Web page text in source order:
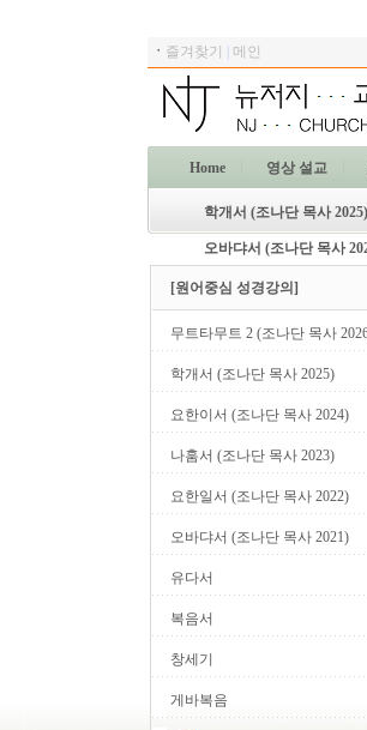
ㆍ 즐겨찾기 메인
Home 영상 설교
학개서 (조나단 목사 2025)
오바댜서 (조나단 목사
[원어중심 성경강의]
무트타무트 2 (조나단 목사
학개서 (조나단 목사 2025)
요한이서 (조나단 목사 2024)
나훔서 (조나단 목사 2023)
요한일서 (조나단 목사 2022)
오바댜서 (조나단 목사 2021)
유다서
복음서
창세기
게바복음